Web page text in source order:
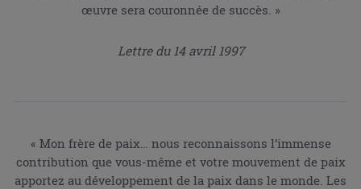
œuvre sera couronnée de succès. »
Lettre du 14 avril 1997
« Mon frère de paix… nous reconnaissons l’immense
contribution que vous-même et votre mouvement de paix
apportez au développement de la paix dans le monde. Les